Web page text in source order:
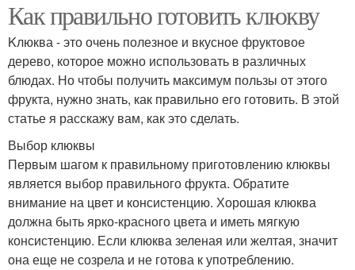
Как правильно готовить клюкву
Kлюква - это очень полезное и вкусное фруктовое
дерево, которое можно использовать в различных
блюдах. Но чтобы получить максимум пользы от этого
фрукта, нужно знать, как правильно его готовить. В этой
статье я расскажу вам, как это сделать.
Выбор клюквы
Первым шагом к правильному приготовлению клюквы
является выбор правильного фрукта. Обратите
внимание на цвет и консистенцию. Хорошая клюква
должна быть ярко-красного цвета и иметь мягкую
консистенцию. Если клюква зеленая или желтая, значит
она еще не созрела и не готова к употреблению.